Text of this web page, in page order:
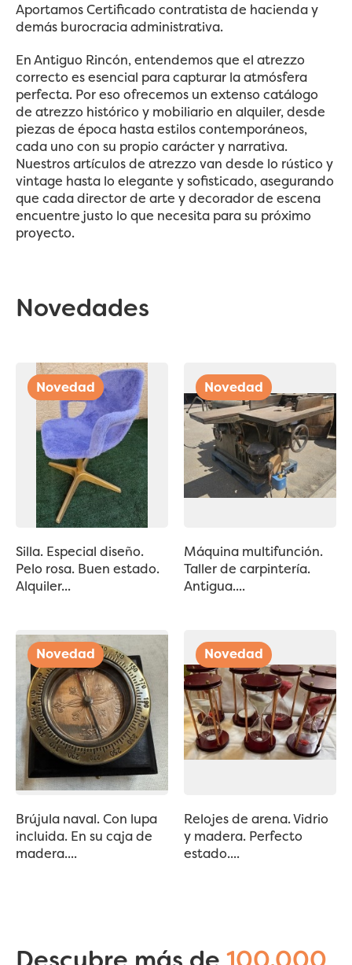
Aportamos Certificado contratista de hacienda y
demás burocracia administrativa.
En Antiguo Rincón, entendemos que el atrezzo
correcto es esencial para capturar la atmósfera
perfecta. Por eso ofrecemos un extenso catálogo
de atrezzo histórico y mobiliario en alquiler, desde
piezas de época hasta estilos contemporáneos,
cada uno con su propio carácter y narrativa.
Nuestros artículos de atrezzo van desde lo rústico y
vintage hasta lo elegante y sofisticado, asegurando
que cada director de arte y decorador de escena
encuentre justo lo que necesita para su próximo
proyecto.
Novedades
Silla. Especial diseño.
Pelo rosa. Buen estado.
Alquiler...
Máquina multifunción.
Taller de carpintería.
Antigua....
Brújula naval. Con lupa
incluida. En su caja de
madera....
Relojes de arena. Vidrio
y madera. Perfecto
estado....